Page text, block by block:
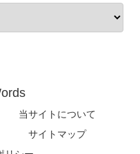
当サイトについて
サイトマップ